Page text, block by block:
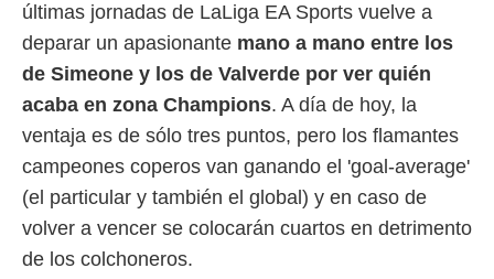
disponible
cookies
aceptar
de
últimas jornadas de LaLiga EA Sports vuelve a
deparar un apasionante mano a mano entre los
de Simeone y los de Valverde por ver quién
acaba en zona Champions. A día de hoy, la
ventaja es de sólo tres puntos, pero los flamantes
campeones coperos van ganando el 'goal-average'
(el particular y también el global) y en caso de
volver a vencer se colocarán cuartos en detrimento
de los colchoneros.